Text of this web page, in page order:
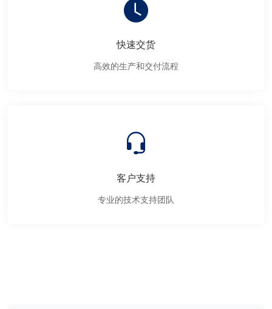
快速交货
高效的生产和交付流程
客户支持
专业的技术支持团队